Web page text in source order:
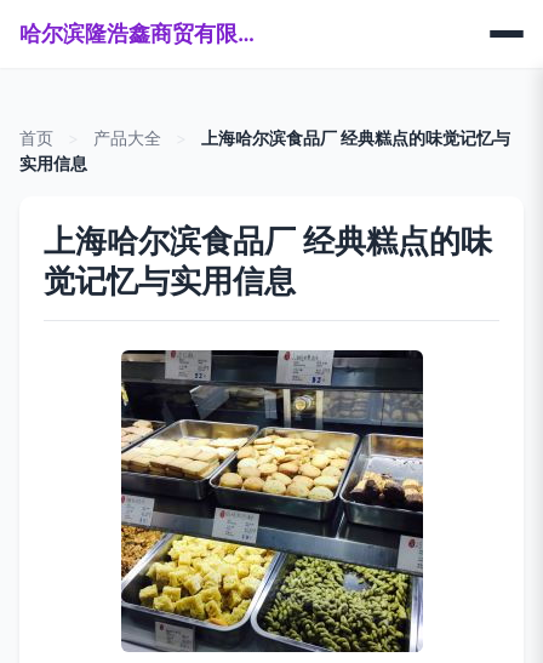
哈尔滨隆浩鑫商贸有限公司
首页 产品大全
上海哈尔滨食品厂 经典糕点的味觉记忆与
实用信息
上海哈尔滨食品厂 经典糕点的味
觉记忆与实用信息